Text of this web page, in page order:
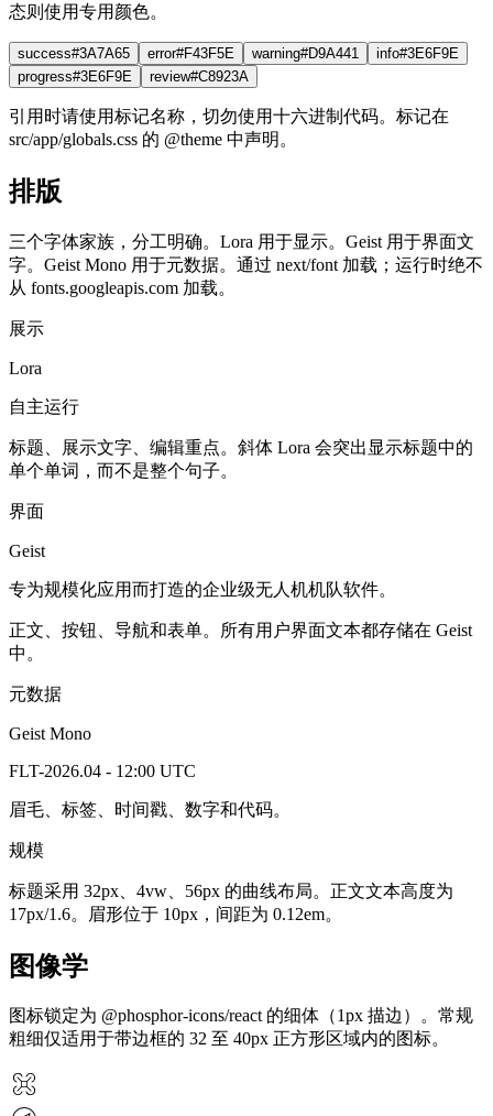
态则使用专用颜色。
success#3A7A65 error#F43F5E warning#D9A441 info#3E6F9E
progress#3E6F9E review#C8923A
引用时请使用标记名称，切勿使用十六进制代码。标记在
src/app/globals.css 的 @theme 中声明。
排版
三个字体家族，分工明确。Lora 用于显示。Geist 用于界面文
字。Geist Mono 用于元数据。通过 next/font 加载；运行时绝不
从 fonts.googleapis.com 加载。
展示
Lora
自主运行
标题、展示文字、编辑重点。斜体 Lora 会突出显示标题中的
单个单词，而不是整个句子。
界面
Geist
专为规模化应用而打造的企业级无人机机队软件。
正文、按钮、导航和表单。所有用户界面文本都存储在 Geist
中。
元数据
Geist Mono
FLT-2026.04 - 12:00 UTC
眉毛、标签、时间戳、数字和代码。
规模
标题采用 32px、4vw、56px 的曲线布局。正文文本高度为
17px/1.6。眉形位于 10px，间距为 0.12em。
图像学
图标锁定为 @phosphor-icons/react 的细体（1px 描边）。常规
粗细仅适用于带边框的 32 至 40px 正方形区域内的图标。